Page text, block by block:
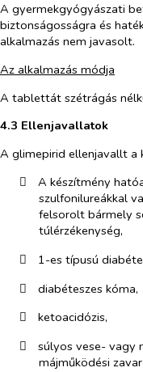
A gyermekgyógyászati
biztonságosságra és
alkalmazás nem javasolt.
Az alkalmazás módja
A tablettát szétrágás
4.3 Ellenjavallatok
A glimepirid ellenjavallt a
​
A készítmény
szulfonilureákkal
felsorolt bármely
túlérzékenység,
​
1-es típusú
​
diabéteszes kóma,
​
ketoacidózis,
​
súlyos vese- vagy
májműködési